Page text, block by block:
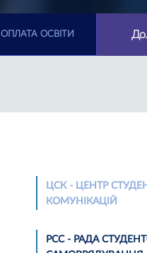
ОПЛАТА ОСВІТИ
ЦСК - ЦЕНТР
КОМУНІКАЦІЙ
РСС - РАДА